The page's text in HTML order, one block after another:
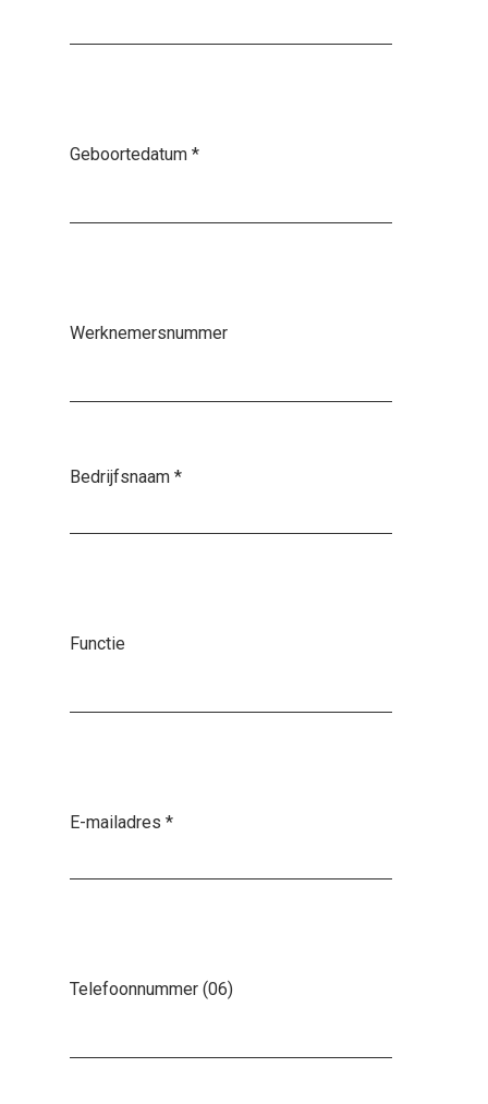
Geboortedatum *
Werknemersnummer
Bedrijfsnaam *
Functie
E-mailadres *
Telefoonnummer (06)